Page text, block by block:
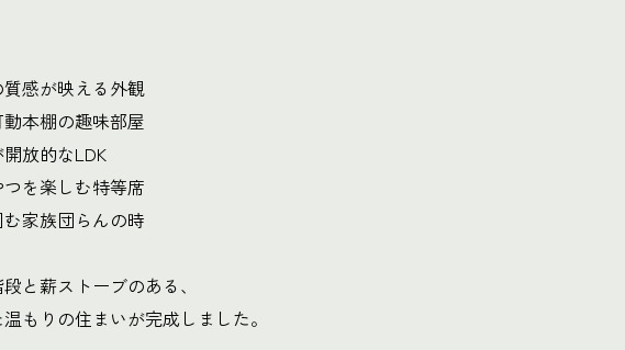
感が映える外観
本棚の趣味部屋
放的なLDK
を楽しむ特等席
家族団らんの時
と薪ストーブのある、
もりの住まいが完成しました。